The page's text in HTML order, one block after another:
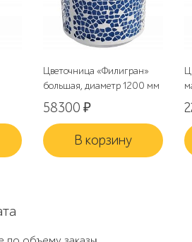
Цветочница «Филигран»
большая, диаметр 1200 мм
58300₽
В корзину